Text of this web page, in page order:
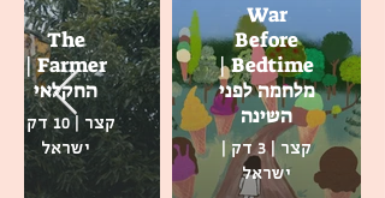
War
Before
Bedtime |
מלחמה לפני
השינה
קצר | 3 דק |
ישראל
The
Farmer |
החקלאי
קצר | 10 דק |
ישראל